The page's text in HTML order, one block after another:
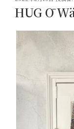
稿
日:
HUG Ō